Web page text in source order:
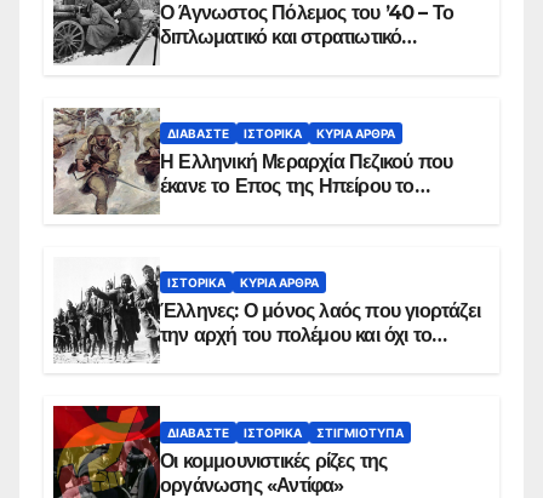
Ο Άγνωστος Πόλεμος του ’40 – Το
διπλωματικό και στρατιωτικό
ΔΙΑΒΆΣΤΕ ΙΣΤΟΡΙΚΆ ΚΥΡΙΑ ΑΡΘΡΑ
Η Ελληνική Μεραρχία Πεζικού που
έκανε το Επος της Ηπείρου το
ΙΣΤΟΡΙΚΆ ΚΥΡΙΑ ΑΡΘΡΑ
Έλληνες: Ο μόνος λαός που γιορτάζει
την αρχή του πολέμου και όχι το
ΔΙΑΒΆΣΤΕ ΙΣΤΟΡΙΚΆ ΣΤΙΓΜΙΌΤΥΠΑ
Οι κομμουνιστικές ρίζες της
οργάνωσης «Αντίφα»